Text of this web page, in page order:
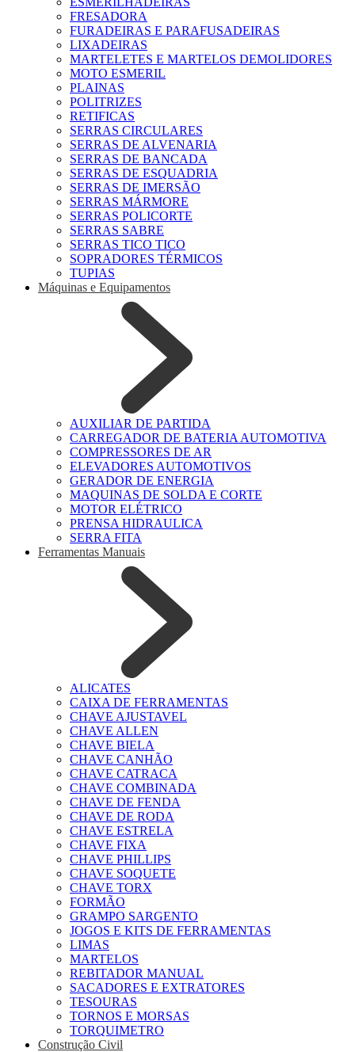
FRESADORA
FURADEIRAS E PARAFUSADEIRAS
LIXADEIRAS
MARTELETES E MARTELOS DEMOLIDORES
MOTO ESMERIL
PLAINAS
POLITRIZES
RETIFICAS
SERRAS CIRCULARES
SERRAS DE ALVENARIA
SERRAS DE BANCADA
SERRAS DE ESQUADRIA
SERRAS DE IMERSÃO
SERRAS MÁRMORE
SERRAS POLICORTE
SERRAS SABRE
SERRAS TICO TICO
SOPRADORES TÉRMICOS
TUPIAS
Máquinas e Equipamentos
AUXILIAR DE PARTIDA
CARREGADOR DE BATERIA AUTOMOTIVA
COMPRESSORES DE AR
ELEVADORES AUTOMOTIVOS
GERADOR DE ENERGIA
MAQUINAS DE SOLDA E CORTE
MOTOR ELÉTRICO
PRENSA HIDRAULICA
SERRA FITA
Ferramentas Manuais
ALICATES
CAIXA DE FERRAMENTAS
CHAVE AJUSTAVEL
CHAVE ALLEN
CHAVE BIELA
CHAVE CANHÃO
CHAVE CATRACA
CHAVE COMBINADA
CHAVE DE FENDA
CHAVE DE RODA
CHAVE ESTRELA
CHAVE FIXA
CHAVE PHILLIPS
CHAVE SOQUETE
CHAVE TORX
FORMÃO
GRAMPO SARGENTO
JOGOS E KITS DE FERRAMENTAS
LIMAS
MARTELOS
REBITADOR MANUAL
SACADORES E EXTRATORES
TESOURAS
TORNOS E MORSAS
TORQUIMETRO
Construção Civil